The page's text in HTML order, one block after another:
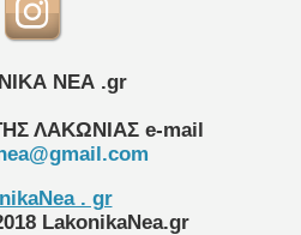
ΝΕΑ .gr
ΛΑΚΩΝΙΑΣ e-mail
. gr
LakonikaNea.gr